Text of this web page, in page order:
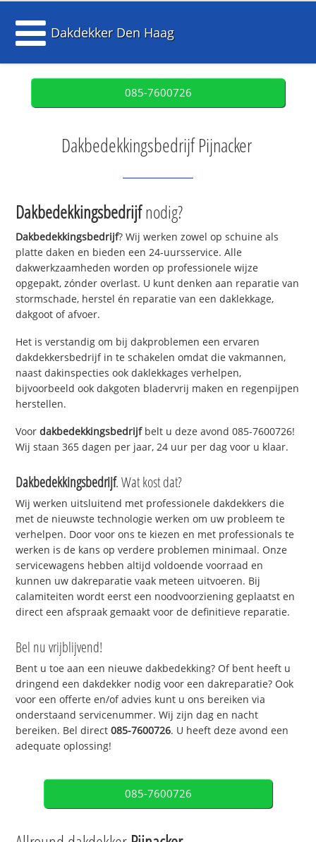
Dakdekker Den Haag
085-7600726
Dakbedekkingsbedrijf Pijnacker
Dakbedekkingsbedrijfnodig?
Dakbedekkingsbedrijf? Wij werken zowel op schuine als
platte daken en bieden een 24-uursservice. Alle
dakwerkzaamheden worden op professionele wijze
opgepakt, zónder overlast. U kunt denken aan reparatie van
stormschade, herstel én reparatie van een daklekkage,
dakgoot of afvoer.
Het is verstandig om bij dakproblemen een ervaren
dakdekkersbedrijf in te schakelen omdat die vakmannen,
naast dakinspecties ook daklekkages verhelpen,
bijvoorbeeld ook dakgoten bladervrij maken en regenpijpen
herstellen.
Voordakbedekkingsbedrijfbelt u deze avond 085-7600726!
Wij staan 365 dagen per jaar, 24 uur per dag voor u klaar.
Dakbedekkingsbedrijf. Wat kost dat?
Wij werken uitsluitend met professionele dakdekkers die
met de nieuwste technologie werken om uw probleem te
verhelpen. Door voor ons te kiezen en met professionals te
werken is de kans op verdere problemen minimaal. Onze
servicewagens hebben altijd voldoende voorraad en
kunnen uw dakreparatie vaak meteen uitvoeren. Bij
calamiteiten wordt eerst een noodvoorziening geplaatst en
direct een afspraak gemaakt voor de definitieve reparatie.
Bel nu vrijblijvend!
Bent u toe aan een nieuwe dakbedekking? Of bent heeft u
dringend een dakdekker nodig voor een dakreparatie? Ook
voor een offerte en/of advies kunt u ons bereiken via
onderstaand servicenummer. Wij zijn dag en nacht
bereiken. Bel direct085-7600726. U heeft deze avond een
adequate oplossing!
085-7600726